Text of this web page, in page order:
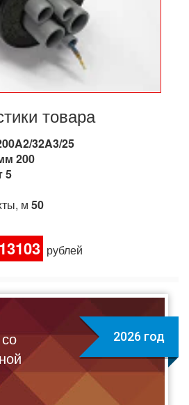
товара
32A3/25
200
5
м 50
13103 рублей
2026 год